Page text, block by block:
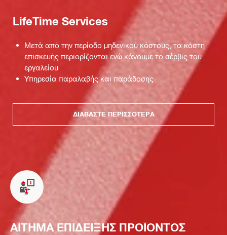
LifeTime Services
Μετά από την περίοδο μηδενικού κόστους, τα κόστη
επισκευής περιορίζονται ενώ κάνουμε το σέρβις του
εργαλείου
Υπηρεσία παραλαβής και παράδοσης
ΔΙΑΒΆΣΤΕ ΠΕΡΙΣΣΌΤΕΡΑ
ΑΙΤΗΜΑ ΕΠΙΔΕΙΞΗΣ ΠΡΟΪΟΝΤΟΣ